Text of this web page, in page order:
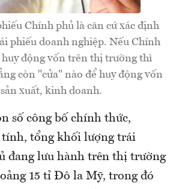
Chính phủ là căn cứ xác định
phiếu doanh nghiệp. Nếu Chính
động vốn trên thị trường thì
còn "cửa" nào để huy động vốn
xuất, kinh doanh.
số công bố chính thức,
tính, tổng khối lượng trái
đang lưu hành trên thị trường
15 tỉ Đô la Mỹ, trong đó